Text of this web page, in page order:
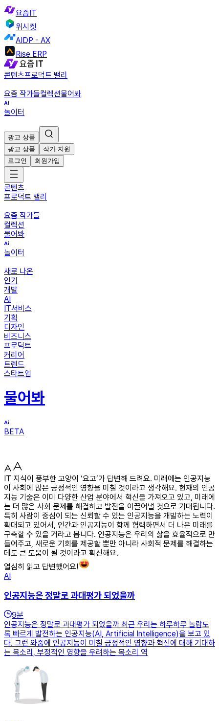
요즘IT
위시켓
AIDP - AX
Rise ERP
콘텐츠프로덕트 밸리
요즘 작가들컬렉션물어봐
놀이터
광고 상품
광고 상품
작가 지원
로그인
회원가입
콘텐츠
프로덕트 밸리
요즘 작가들
컬렉션
물어봐
놀이터
새로 나온
인기
개발
AI
IT서비스
기획
디자인
비즈니스
프로덕트
커리어
트렌드
스타트업
물어봐
BETA
IT 지식이 풍부한 고양이 ‘요고’가 답변해 드려요. 미래에는 인공지능
이 사회에 많은 긍정적인 영향을 미칠 것이라고 생각해요. 현재의 인공
지능 기술은 이미 다양한 산업 분야에서 혁신을 가져오고 있고, 미래에
는 더 많은 사회 문제를 해결하고 발전을 이끌어낼 것으로 기대됩니다.
특히 사람이 중심이 되는 신뢰할 수 있는 인공지능을 개발하는 노력이
확대되고 있어서, 인간과 인공지능이 함께 협력하면서 더 나은 미래를
구축할 수 있을 거라고 봅니다. 인공지능은 우리의 삶을 효율적으로 만
들어주고, 새로운 기회를 제공할 뿐만 아니라 사회적 문제를 해결하는
데도 큰 도움이 될 것이라고 확신해요.
열심히 읽고 답변했어요!
AI
인공지능은 정말로 과대평가 되었을까
9분
인공지능은 정말로 과대평가 되었을까 최근 우리는 하루하루 놀랍도
록 빠르게 발전하는 인공지능(AI, Artificial Intelligence)을 보고 있
다. 그런 와중에 인공지능이 미칠 긍정적인 영향과 혁신에 대해 기대하
는 목소리, 부정적인 영향을 우려하는 목소리 역